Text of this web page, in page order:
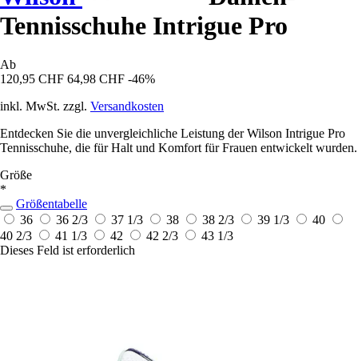
Tennisschuhe Intrigue Pro
Ab
120,95 CHF 64,98 CHF -46%
inkl. MwSt. zzgl. Versandkosten
Entdecken Sie die unvergleichliche Leistung der Wilson Intrigue Pro
Tennisschuhe, die für Halt und Komfort für Frauen entwickelt wurden.
Größe
*
Größentabelle
36
36 2/3 37 1/3 38 38 2/3 39 1/3
40
40 2/3
41 1/3 42 42 2/3
43 1/3
Dieses Feld ist erforderlich